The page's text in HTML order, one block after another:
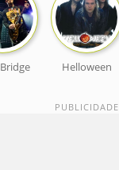
Helloween